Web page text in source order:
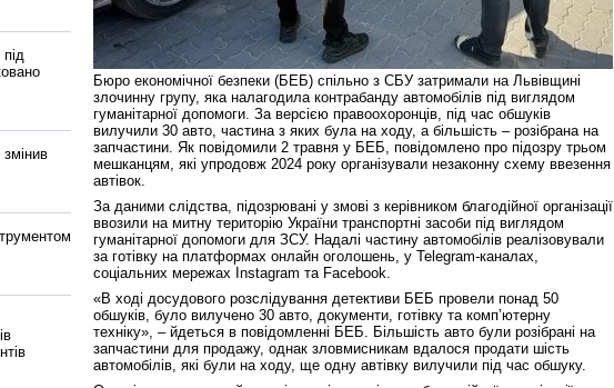
Бюро економічної безпеки (БЕБ) спільно з СБУ затримали на Львівщині
злочинну групу, яка налагодила контрабанду автомобілів під виглядом
гуманітарної допомоги. За версією правоохоронців, під час обшуків
вилучили 30 авто, частина з яких була на ходу, а більшість – розібрана на
запчастини. Як повідомили 2 травня у БЕБ, повідомлено про підозру трьом
мешканцям, які упродовж 2024 року організували незаконну схему ввезення
автівок.
За даними слідства, підозрювані у змові з керівником благодійної організації
ввозили на митну територію України транспортні засоби під виглядом
гуманітарної допомоги для ЗСУ. Надалі частину автомобілів реалізовували
за готівку на платформах онлайн оголошень, у Telegram-каналах,
соціальних мережах Instagram та Facebook.
«В ході досудового розслідування детективи БЕБ провели понад 50
обшуків, було вилучено 30 авто, документи, готівку та компʼютерну
техніку», – йдеться в повідомленні БЕБ. Більшість авто були розібрані на
запчастини для продажу, однак зловмисникам вдалося продати шість
автомобілів, які були на ходу, ще одну автівку вилучили під час обшуку.